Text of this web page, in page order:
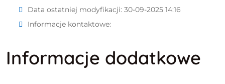
Data ostatniej modyfikacji: 30-09-2025 14:16
Informacje kontaktowe:
Informacje dodatkowe